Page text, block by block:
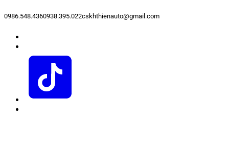
0986.548.4360938.395.022cskhthienauto@gmail.com